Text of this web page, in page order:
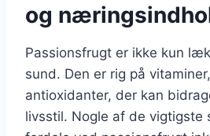
og
Passionsfrugt er ikke kun
sund. Den er rig på
antioxidanter, der kan
livsstil. Nogle af de